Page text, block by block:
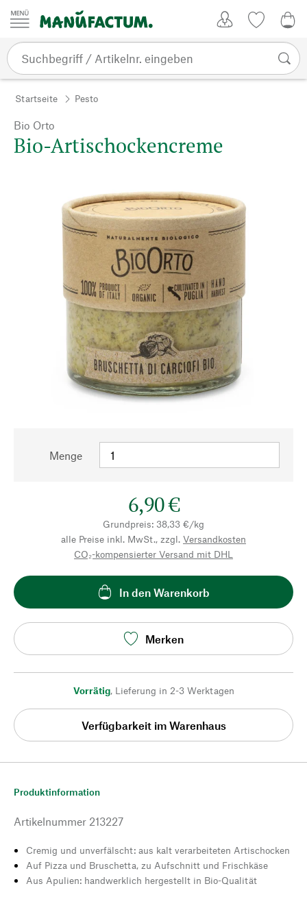
Zum Inhalt springen
Startseite Pesto
Bio Orto
Bio-Artischockencreme
Menge
6,90 €
Grundpreis: 38,33 €/kg
alle Preise inkl. MwSt., zzgl. Versandkosten
CO₂-kompensierter Versand mit DHL
In den Warenkorb
Merken
Vorrätig, Lieferung in 2-3 Werktagen
Verfügbarkeit im Warenhaus
Produktinformation
Artikelnummer 213227
Cremig und unverfälscht: aus kalt verarbeiteten Artischocken
Auf Pizza und Bruschetta, zu Aufschnitt und Frischkäse
Aus Apulien: handwerklich hergestellt in Bio-Qualität